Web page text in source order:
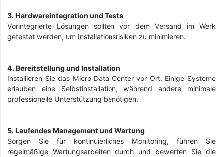
3. Hardwareintegration und Tests
Vorintegrierte Lösungen sollten vor dem Versand im Werk
getestet werden, um Installationsrisiken zu minimieren.
4. Bereitstellung und Installation
Installieren Sie das Micro Data Center vor Ort. Einige Systeme
erlauben eine Selbstinstallation, während andere minimale
professionelle Unterstützung benötigen.
5. Laufendes Management und Wartung
Sorgen Sie für kontinuierliches Monitoring, führen Sie
regelmäßige Wartungsarbeiten durch und bewerten Sie die